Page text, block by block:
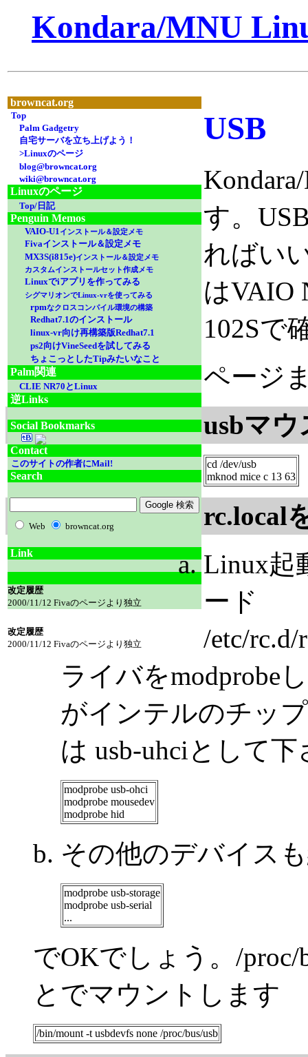
Kondara/MNU
browncat.org
Top
Palm Gadgetry
自宅サーバを立ち上げよう！
>Linuxのページ
blog@browncat.org
wiki@browncat.org
Linuxのページ
Top/日記
Penguin Memos
VAIO-U1インストール＆設定メモ
Fivaインストール＆設定メモ
MX3S(i815e)インストール＆設定メモ
カスタムインストールセット作成メモ
Linuxでiアプリを作ってみる
シグマリオンでLinux-vrを使ってみる
rpmなクロスコンパイル環境の構築
Redhat7.1のインストール
linux-vr向け再構築版Redhat7.1
ps2向けVineSeedを試してみる
ちょこっとしたTipみたいなこと
Palm関連
CLIE NR70とLinux
逆Links
Social Bookmarks
Contact
このサイトの作者にMail!
Search
Web browncat.org
Link
改定履歴
2000/11/12 Fivaのページより独立
改定履歴
2000/11/12 Fivaのページより独立
USB
す。
ればい
はVAIO
102Sで
ページ
usbマウ
cd /dev/usb
mknod mice c 13 63
rc.local
Linux起
ード
/etc/
ライバをmodprobe
がインテルのチッ
は usb-uhciとして下
modprobe usb-ohci
modprobe mousedev
modprobe hid
その他のデバイス
modprobe usb-storage
modprobe usb-serial
...
でOKでしょう。/
とでマウントします
/bin/mount -t usbdevfs none /proc/bus/usb